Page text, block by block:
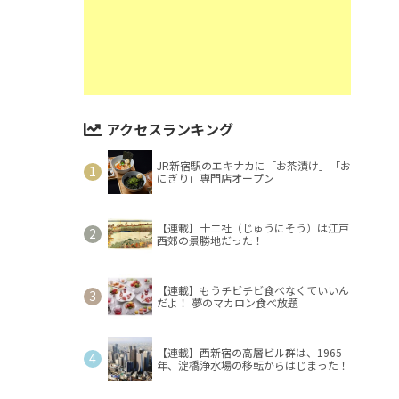
アクセスランキング
JR新宿駅のエキナカに「お茶漬け」「お
にぎり」専門店オープン
【連載】十二社（じゅうにそう）は江戸
西郊の景勝地だった！
【連載】もうチビチビ食べなくていいん
だよ！ 夢のマカロン食べ放題
【連載】西新宿の高層ビル群は、1965
年、淀橋浄水場の移転からはじまった！